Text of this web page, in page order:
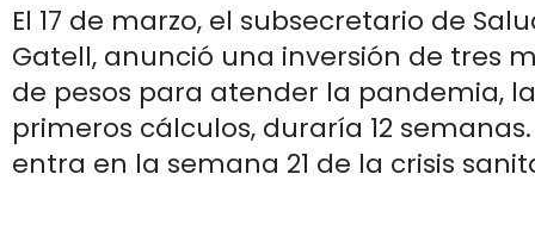
El 17 de marzo, el subsecretario de
Gatell, anunció una inversión de tres
de pesos para atender la pandemia,
primeros cálculos, duraría 12
entra en la semana 21 de la crisis